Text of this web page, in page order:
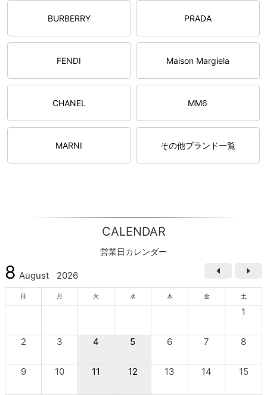
BURBERRY PRADA
FENDI Maison Margiela
CHANEL MM6
MARNI その他ブランド一覧
CALENDAR
営業日カレンダー
8 August 2026
日 月 火 水 木 金 土
1
2 3 4 5 6 7 8
9 10 11 12 13 14 15